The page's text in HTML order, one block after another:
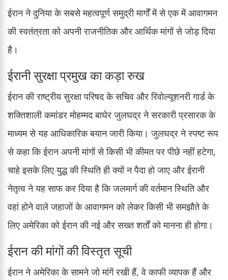
ईरान ने दुनिया के सबसे महत्वपूर्ण समुद्री मार्गों में से एक में आवागमन
की स्वतंत्रता को अपनी राजनीतिक और आर्थिक मांगों से जोड़ दिया
है।
ईरानी सुरक्षा प्रमुख का कड़ा रुख
ईरान की राष्ट्रीय सुरक्षा परिषद के सचिव और रिवोल्यूशनरी गार्ड के
शक्तिशाली कमांडर मोहम्मद बाघेर जुलघद्र ने सरकारी प्रसारक के
माध्यम से यह आधिकारिक बयान जारी किया। जुलघद्र ने स्पष्ट रूप
से कहा कि ईरान अपनी मांगों से किसी भी कीमत पर पीछे नहीं हटेगा,
चाहे इसके लिए युद्ध की स्थिति ही क्यों न पैदा हो जाए और ईरानी
नेतृत्व ने यह साफ कर दिया है कि जलमार्ग की वर्तमान स्थिति और
वहां होने वाले जहाजों के आवागमन को लेकर किसी भी समझौते के
लिए अमेरिका को ईरान की नई और सख्त शर्तों को मानना ही होगा।
ईरान की मांगों की विस्तृत सूची
ईरान ने अमेरिका के सामने जो मांगें रखी हैं, वे काफी व्यापक हैं और